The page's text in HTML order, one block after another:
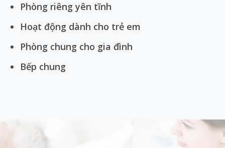
Phòng riêng yên tĩnh
Hoạt động dành cho trẻ em
Phòng chung cho gia đình
Bếp chung